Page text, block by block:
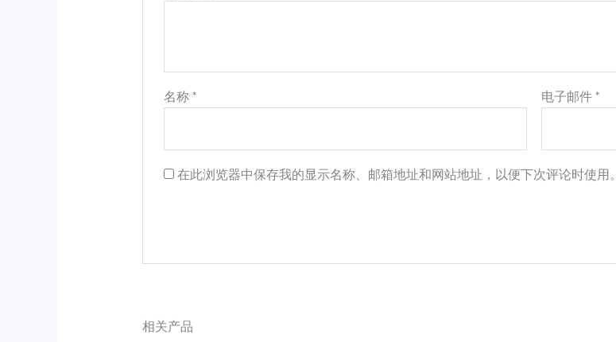
名称* 电子邮件*
在此浏览器中保存我的显示名称、邮箱地址和网站地址，以便下次评论时使用。
相关产品